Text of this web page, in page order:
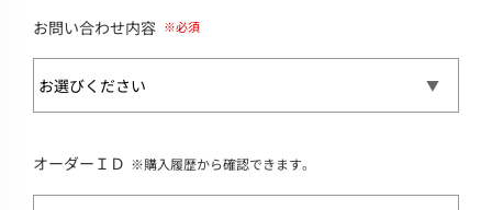
お問い合わせ内容
オーダーＩＤ ※購入履歴から確認できます。